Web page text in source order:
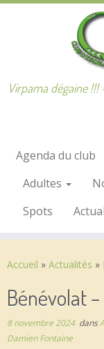
Passer
Virpama dégaine
Agenda du club
Adultes
Spots
Accueil » Actualités »
Bénévolat
8 novembre 2024dans
Damien Fontaine